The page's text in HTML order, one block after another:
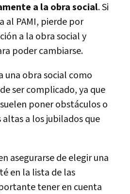
a la obra social. Si
al PAMI, pierde por
a la obra social y
poder cambiarse.
una obra social como
ser complicado, ya que
poner obstáculos o
a los jubilados que
asegurarse de elegir una
en la lista de las
tener en cuenta